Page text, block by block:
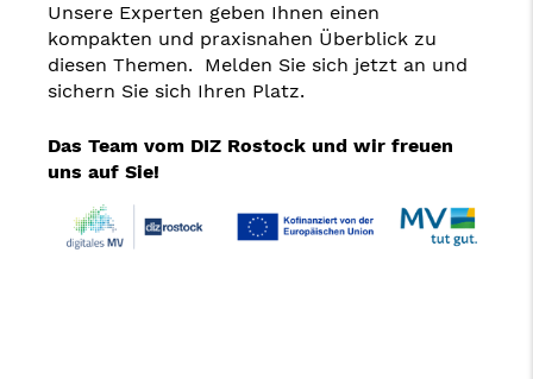
Unsere Experten geben Ihnen einen
kompakten und praxisnahen Überblick zu
diesen Themen. Melden Sie sich jetzt an und
sichern Sie sich Ihren Platz.
Das Team vom DIZ Rostock und wir freuen
uns auf Sie!